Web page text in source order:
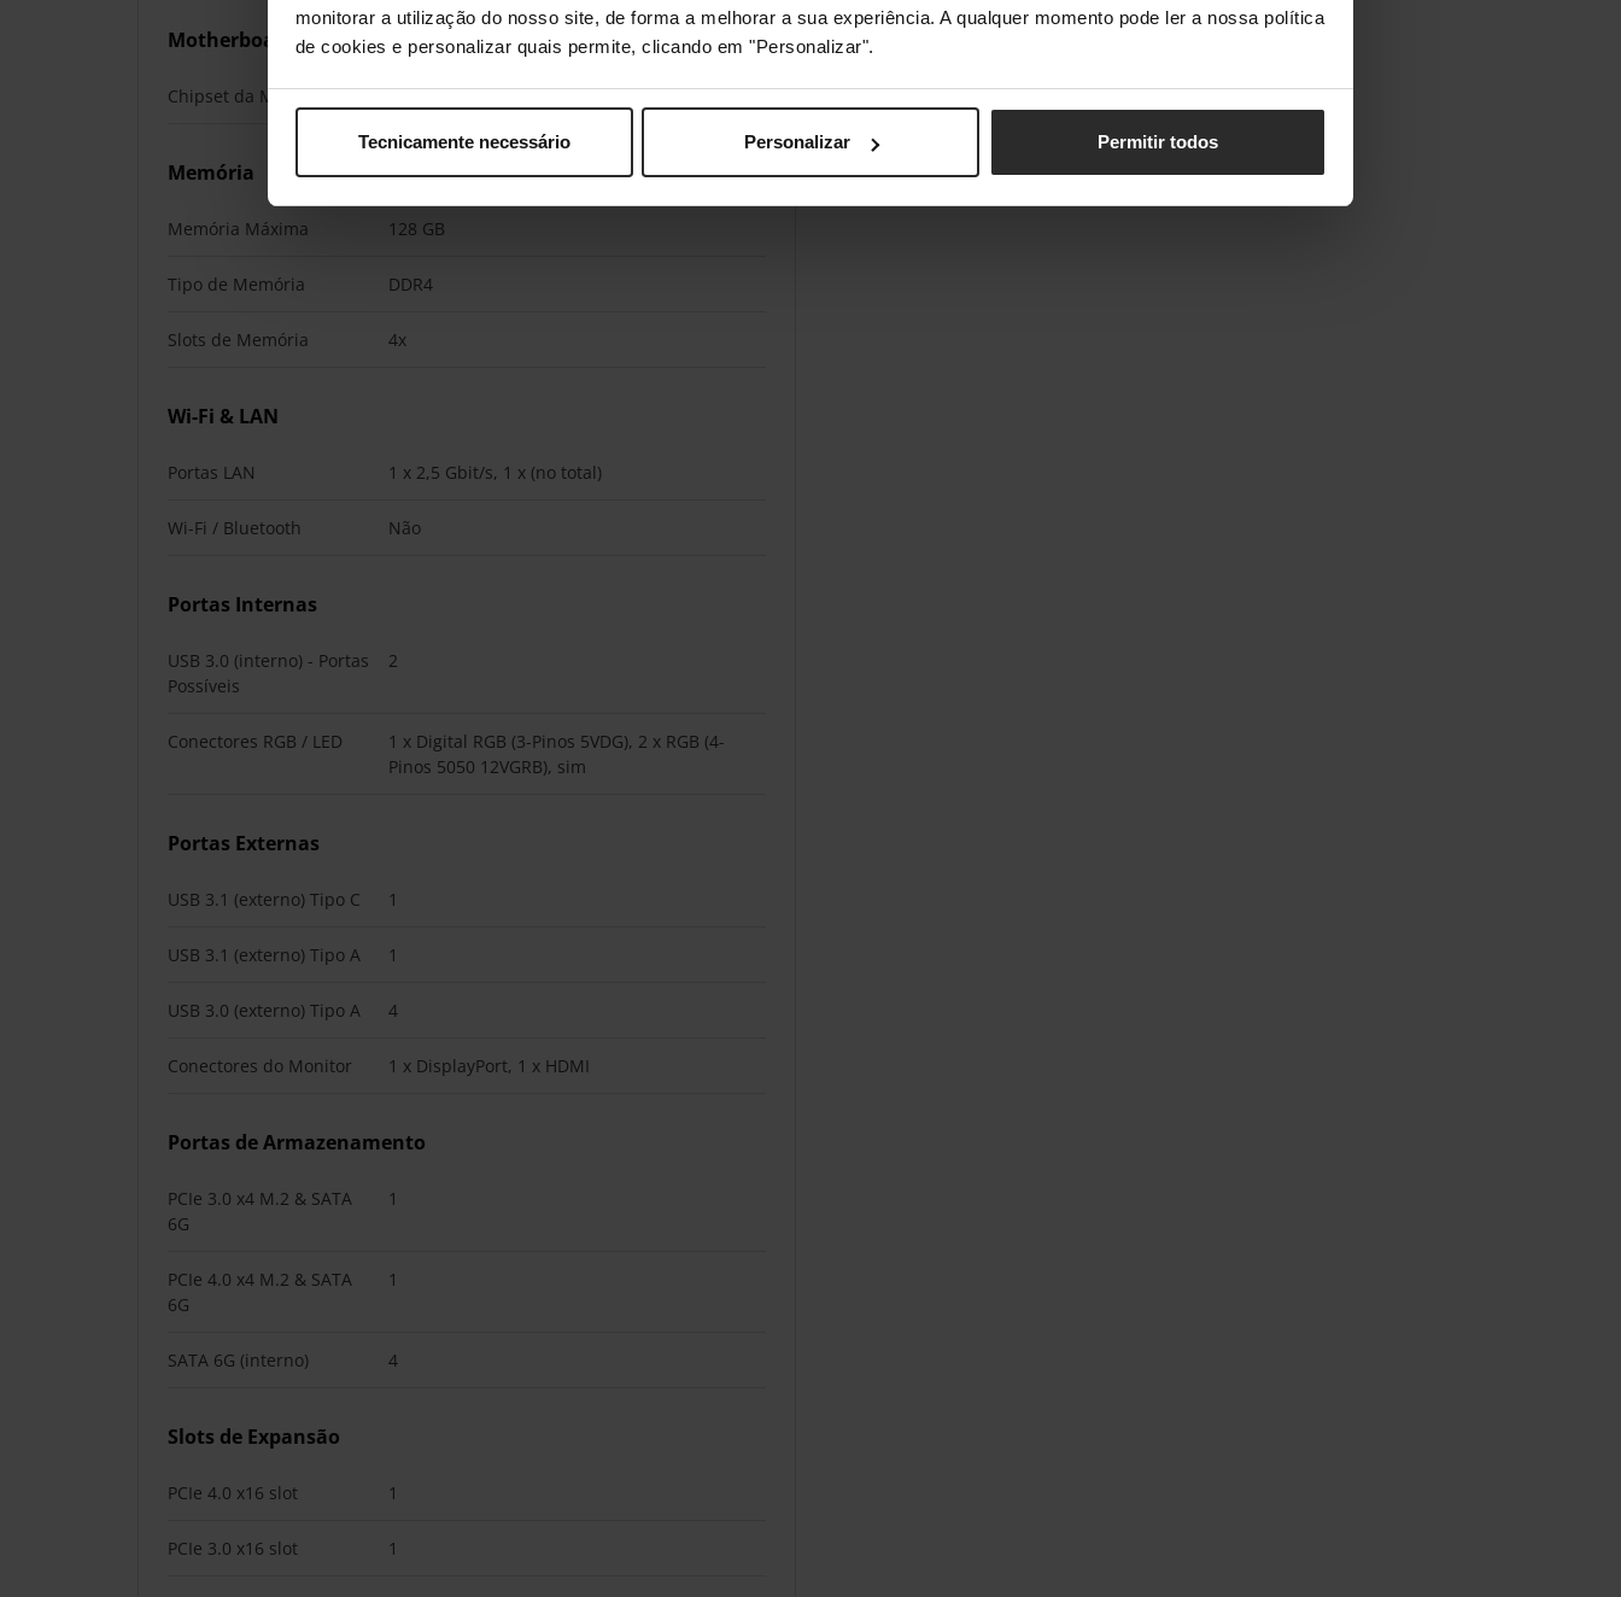
monitorar a utilização do nosso site, de forma a melhorar a sua experiência. A qualquer momento pode ler a nossa política
de cookies e personalizar quais permite, clicando em "Personalizar".
Tecnicamente necessário Personalizar Permitir todos
Motherboard
Chipset da Motherboard AMD B550
Memória
Memória Máxima 128 GB
Tipo de Memória DDR4
Slots de Memória 4x
Wi-Fi & LAN
Portas LAN 1 x 2,5 Gbit/s, 1 x (no total)
Wi-Fi / Bluetooth Não
Portas Internas
USB 3.0 (interno) - Portas
Possíveis
2
Conectores RGB / LED
1 x Digital RGB (3-Pinos 5VDG), 2 x RGB (4-
Pinos 5050 12VGRB), sim
Portas Externas
USB 3.1 (externo) Tipo C 1
USB 3.1 (externo) Tipo A 1
USB 3.0 (externo) Tipo A 4
Conectores do Monitor 1 x DisplayPort, 1 x HDMI
Portas de Armazenamento
PCIe 3.0 x4 M.2 & SATA
6G
1
PCIe 4.0 x4 M.2 & SATA
6G
1
SATA 6G (interno) 4
Slots de Expansão
PCIe 4.0 x16 slot 1
PCIe 3.0 x16 slot 1